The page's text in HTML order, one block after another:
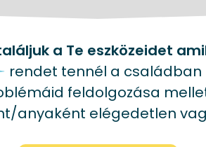
a Te eszközeidet
rendet tennél a családban
feldolgozása
anyaként elégedetlen